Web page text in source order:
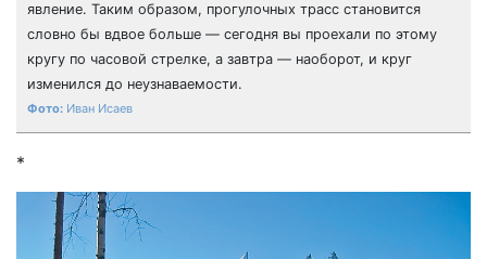
явление. Таким образом, прогулочных трасс становится
словно бы вдвое больше — сегодня вы проехали по этому
кругу по часовой стрелке, а завтра — наоборот, и круг
изменился до неузнаваемости.
Иван Исаев
*